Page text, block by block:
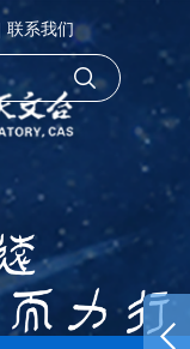
联系我们